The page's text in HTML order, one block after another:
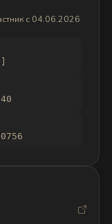
с 04.06.2026